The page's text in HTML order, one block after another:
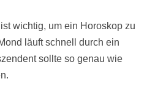
wichtig, um ein Horoskop zu
läuft schnell durch ein
sollte so genau wie